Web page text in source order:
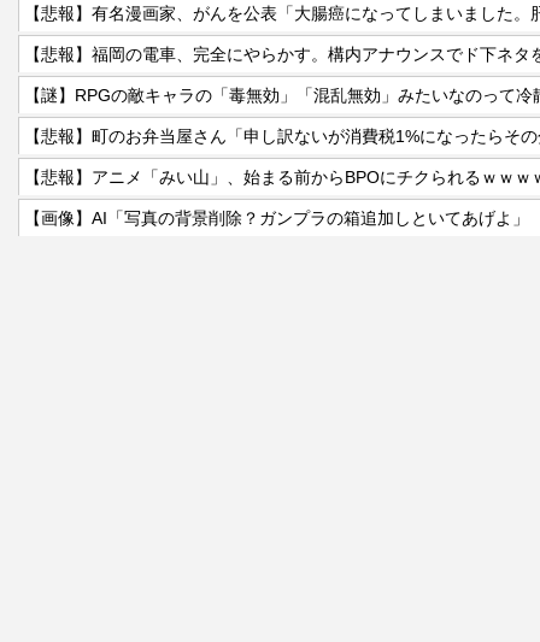
【悲報】福岡の電車、完全にやらかす。構内アナウンスでド下ネタ
【謎】RPGの敵キャラの「毒無効」「混乱無効」みたいなのって
【悲報】アニメ「みい山」、始まる前からBPOにチクられるｗｗｗ
【画像】AI「写真の背景削除？ガンプラの箱追加しといてあげよ」